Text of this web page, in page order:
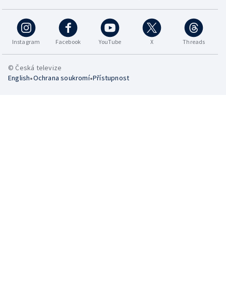
Instagram Facebook YouTube X Threads
© Česká televize
English•Ochrana soukromí•Přístupnost